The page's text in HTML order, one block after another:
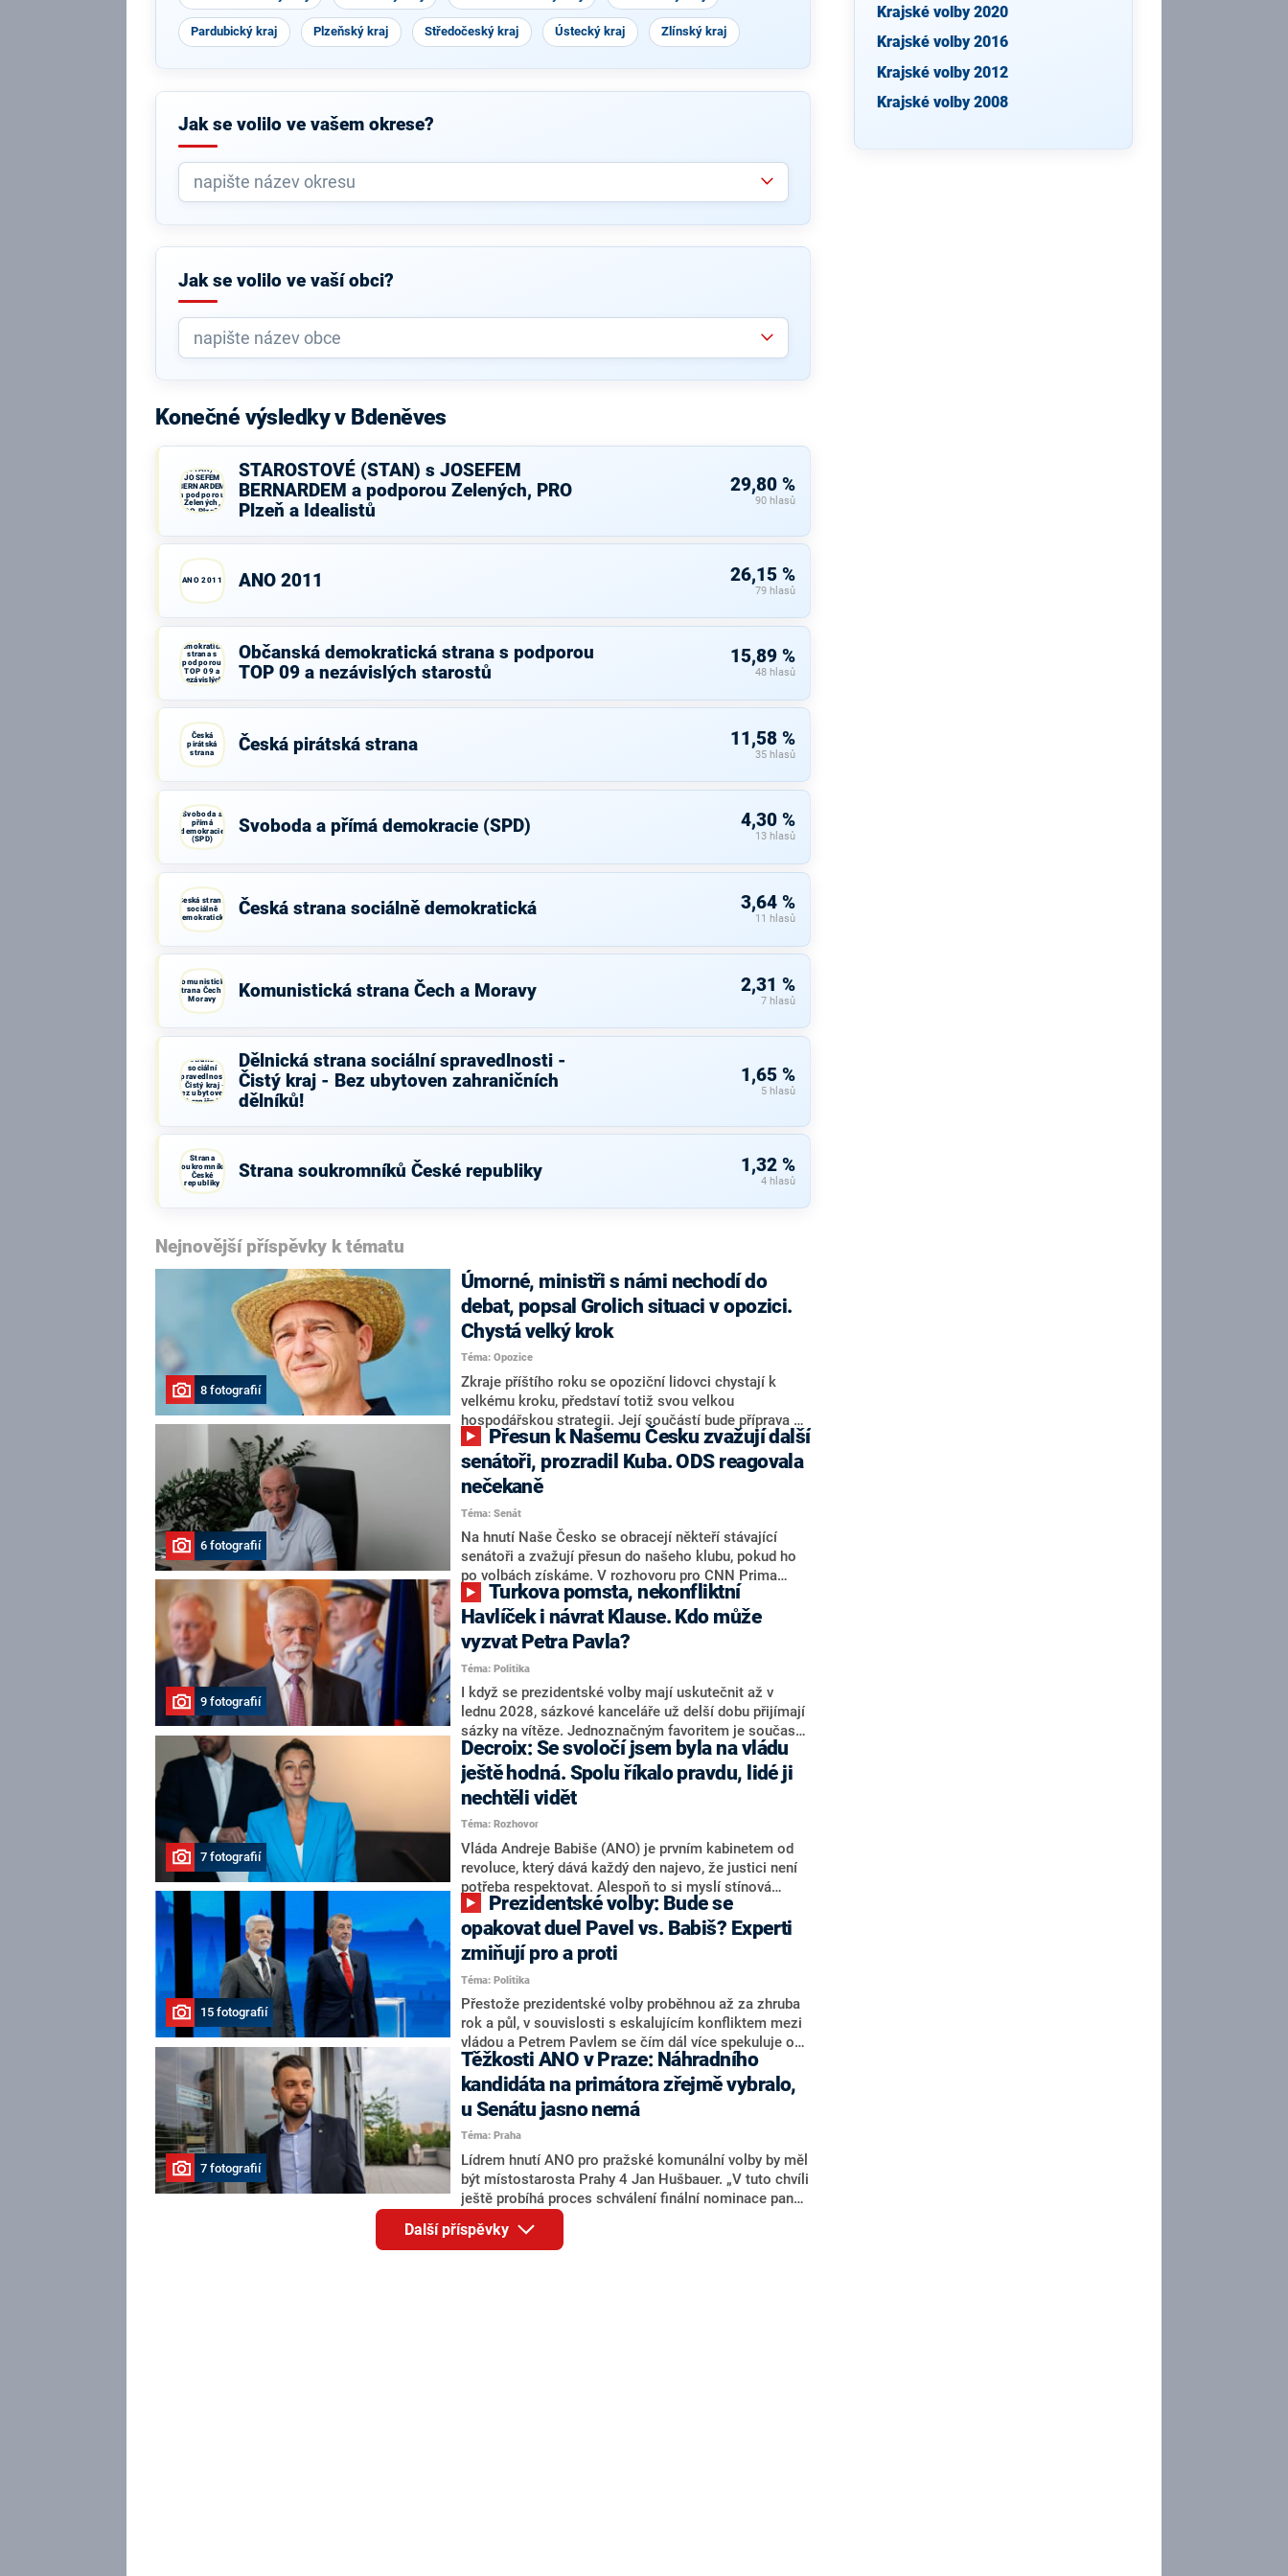
Pardubický kraj Plzeňský kraj Středočeský kraj Ústecký kraj Zlínský kraj
Jak se volilo ve vašem okrese?
Jak se volilo ve vaší obci?
Konečné výsledky v Bdeněves
(STAN) s
JOSEFEM
BERNARDEM
a podporou
Zelených,
PRO Plzeň a
STAROSTOVÉ (STAN) s JOSEFEM
BERNARDEM a podporou Zelených, PRO
Plzeň a Idealistů
29,80 %
90 hlasů
ANO 2011 ANO 2011 26,15 %
79 hlasů
demokratická
strana s
podporou
TOP 09 a
nezávislých
starostů
Občanská demokratická strana s podporou
TOP 09 a nezávislých starostů
15,89 %
48 hlasů
Česká
pirátská
strana
Česká pirátská strana 11,58 %
35 hlasů
Svoboda a
přímá
demokracie
(SPD)
Svoboda a přímá demokracie (SPD) 4,30 %
13 hlasů
Česká strana
sociálně
demokratická
Česká strana sociálně demokratická 3,64 %
11 hlasů
Komunistická
strana Čech a
Moravy
Komunistická strana Čech a Moravy 2,31 %
7 hlasů
strana
sociální
spravedlnosti
- Čistý kraj -
Bez ubytoven
zahraničních
Dělnická strana sociální spravedlnosti -
Čistý kraj - Bez ubytoven zahraničních
dělníků!
1,65 %
5 hlasů
Strana
soukromníků
České
republiky
Strana soukromníků České republiky 1,32 %
4 hlasů
Nejnovější příspěvky k tématu
8 fotografií
Úmorné, ministři s námi nechodí do
debat, popsal Grolich situaci v opozici.
Chystá velký krok
Téma: Opozice
Zkraje příštího roku se opoziční lidovci chystají k
velkému kroku, představí totiž svou velkou
hospodářskou strategii. Její součástí bude příprava na
stárnutí populace, řekl ve středu na setkání s novináři
nový předseda lidovců Jan Grolich. Ten zároveň v
senátních volbách kandiduje ve Vyškově. Popsal i
aktivitu opozice, o níž vládní strany nebo političtí
komentátoři mluví jako o slabé a v defenzivě. „Je to
úmorná práce upozorňovat na chyby vlády. Ministři s
námi navíc nechodí do debat. Chceme ale ukazovat
svoje témata,“ odpověděl Grolich na dotaz CNN Prima
NEWS.
6 fotografií
senátoři, prozradil Kuba. ODS reagovala
nečekaně
Téma: Senát
Na hnutí Naše Česko se obracejí někteří stávající
senátoři a zvažují přesun do našeho klubu, pokud ho
po volbách získáme. V rozhovoru pro CNN Prima
NEWS to řekl zakladatel hnutí a jihočeský hejtman
Martin Kuba. Konkrétní nebyl, ale získat by takto mohl
například senátora Zdeňka Hrabu, který je dnes
součástí klubu ODS a TOP 09. Hraba to na dotaz
redakce nevyloučil. Předseda klubu senátorů ODS
Zdeněk Nytra redakci řekl, že počítá s odchodem
některých senátorů z klubu a že Naše Česko není
nepřítel, ale soupeř.
9 fotografií
Havlíček i návrat Klause. Kdo může
vyzvat Petra Pavla?
Téma: Politika
I když se prezidentské volby mají uskutečnit až v
lednu 2028, sázkové kanceláře už delší dobu přijímají
sázky na vítěze. Jednoznačným favoritem je současná
hlava státu Petr Pavel. Daleko za ním pak bookmakeři
zmiňují dva výrazné politiky ANO, tedy premiéra
Andreje Babiše a ministra průmyslu Karla Havlíčka.
Oblíbeným tipem samotných sázkařů je poslanec za
Motoristy Filip Turek. Politolog Jan Kubáček nicméně
o případné kandidatuře kohokoliv ze zmíněné trojice
značně pochybuje. Podle něj současná koalice dosud
nemá osobu, která by Pavlovi mohla konkurovat.
7 fotografií
Decroix: Se svoločí jsem byla na vládu
ještě hodná. Spolu říkalo pravdu, lidé ji
nechtěli vidět
Téma: Rozhovor
Vláda Andreje Babiše (ANO) je prvním kabinetem od
revoluce, který dává každý den najevo, že justici není
potřeba respektovat. Alespoň to si myslí stínová
ministryně spravedlnosti ODS Eva Decroix. V
rozhovoru pro CNN Prima NEWS si nebrala servítky
ohledně politického výkonu svého nástupce Jeronýma
Tejce (za ANO) či vládní zmocněnkyně pro lidská
práva Taťány Malé (ANO). Označením „svoloč“ na
adresu vlády prý byla ještě hodná. Decroix se také
vrátila k volební porážce koalice Spolu či promluvila o
hnutí Naše Česko Martina Kuby.
15 fotografií
opakovat duel Pavel vs. Babiš? Experti
zmiňují pro a proti
Téma: Politika
Přestože prezidentské volby proběhnou až za zhruba
rok a půl, v souvislosti s eskalujícím konfliktem mezi
vládou a Petrem Pavlem se čím dál více spekuluje o
tom, koho by do bitvy o Hrad mohla vyslat současná
koalice. Někteří političtí komentátoři znovu vytahují
jméno premiéra Andreje Babiše (ANO). Jak moc je
pravděpodobné, že se v prezidentských volbách 2028
bude znovu opakovat souboj z roku 2023?
7 fotografií
Těžkosti ANO v Praze: Náhradního
kandidáta na primátora zřejmě vybralo,
u Senátu jasno nemá
Téma: Praha
Lídrem hnutí ANO pro pražské komunální volby by měl
být místostarosta Prahy 4 Jan Hušbauer. „V tuto chvíli
ještě probíhá proces schválení finální nominace pana
Jana Hušbauera Výborem hnutí ANO,“ uvedl pro
redakci místopředseda pražského ANO Martin
Benkovič. O Hušbauerovi se spekulovalo jako o
Další příspěvky
Krajské volby 2020
Krajské volby 2016
Krajské volby 2012
Krajské volby 2008